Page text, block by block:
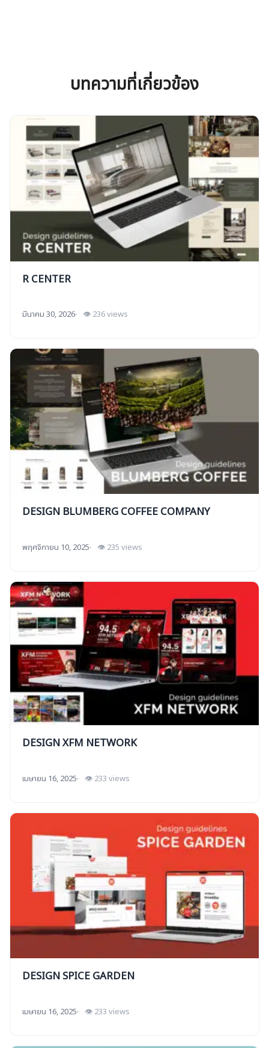
บทความที่เกี่ยวข้อง
R CENTER
มีนาคม 30, 2026 👁 236 views
DESIGN BLUMBERG COFFEE COMPANY
พฤศจิกายน 10, 2025 👁 235 views
DESIGN XFM NETWORK
เมษายน 16, 2025 👁 233 views
DESIGN SPICE GARDEN
เมษายน 16, 2025 👁 233 views